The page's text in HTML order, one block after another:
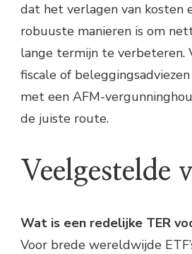
dat het verlagen van kosten
robuuste manieren is om
lange termijn te verbeteren.
fiscale of
met een AFM-
de juiste route.
Veelgestelde
Wat is een redelijke TER
Voor brede wereldwijde